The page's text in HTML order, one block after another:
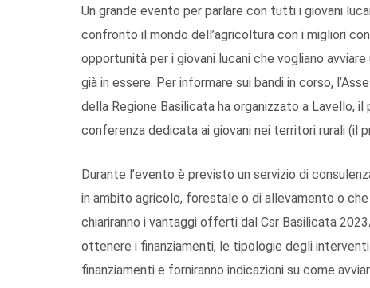
Un grande evento per parlare con tutti i giovani
confronto il mondo dell’agricoltura con i migliori
opportunità per i giovani lucani che vogliano
già in essere. Per informare sui bandi in corso,
della Regione Basilicata ha organizzato a Lavello, il
conferenza dedicata ai giovani nei territori rurali (il
Durante l’evento è previsto un servizio di
in ambito agricolo, forestale o di allevamento o
chiariranno i vantaggi offerti dal Csr Basilicata
ottenere i finanziamenti, le tipologie degli
finanziamenti e forniranno indicazioni su come